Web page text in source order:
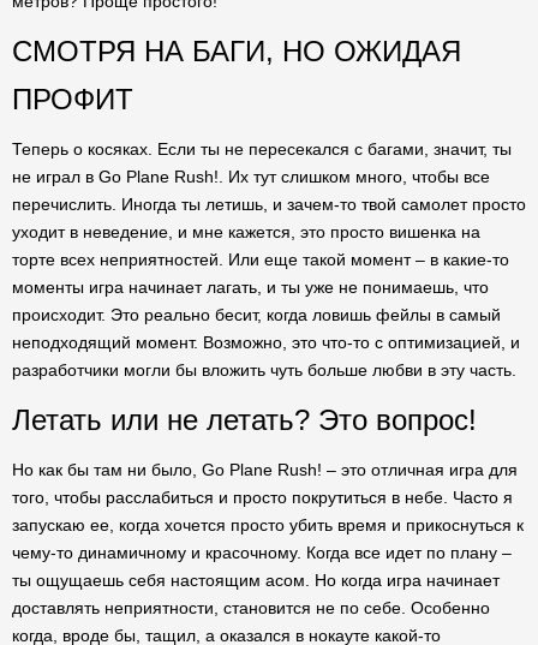
СМОТРЯ НА БАГИ, НО ОЖИДАЯ
ПРОФИТ
Теперь о косяках. Если ты не пересекался с багами, значит, ты
не играл в Go Plane Rush!. Их тут слишком много, чтобы все
перечислить. Иногда ты летишь, и зачем-то твой самолет просто
уходит в неведение, и мне кажется, это просто вишенка на
торте всех неприятностей. Или еще такой момент – в какие-то
моменты игра начинает лагать, и ты уже не понимаешь, что
происходит. Это реально бесит, когда ловишь фейлы в самый
неподходящий момент. Возможно, это что-то с оптимизацией, и
разработчики могли бы вложить чуть больше любви в эту часть.
Летать или не летать? Это вопрос!
Но как бы там ни было, Go Plane Rush! – это отличная игра для
того, чтобы расслабиться и просто покрутиться в небе. Часто я
запускаю ее, когда хочется просто убить время и прикоснуться к
чему-то динамичному и красочному. Когда все идет по плану –
ты ощущаешь себя настоящим асом. Но когда игра начинает
доставлять неприятности, становится не по себе. Особенно
когда, вроде бы, тащил, а оказался в нокауте какой-то